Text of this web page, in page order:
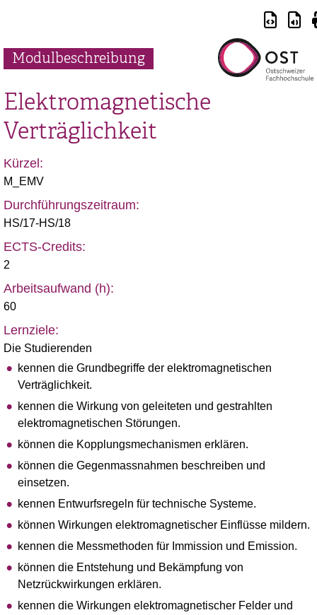
Modulbeschreibung
Elektromagnetische
Verträglichkeit
Kürzel:
M_EMV
Durchführungszeitraum:
HS/17-HS/18
ECTS-Credits:
2
Arbeitsaufwand (h):
60
Lernziele:
Die Studierenden
kennen die Grundbegriffe der elektromagnetischen
Verträglichkeit.
kennen die Wirkung von geleiteten und gestrahlten
elektromagnetischen Störungen.
können die Kopplungsmechanismen erklären.
können die Gegenmassnahmen beschreiben und
einsetzen.
kennen Entwurfsregeln für technische Systeme.
können Wirkungen elektromagnetischer Einflüsse mildern.
kennen die Messmethoden für Immission und Emission.
können die Entstehung und Bekämpfung von
Netzrückwirkungen erklären.
kennen die Wirkungen elektromagnetischer Felder und